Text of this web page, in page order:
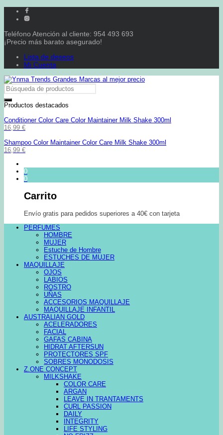
Teléfono Atención al cliente: 954 493 693
¡Precio más barato asegurado!
Lista de deseos
Mi Cuenta
Productos destacados
Conditioner Color Care Color Maintainer Milk Shake 300ml
16,99 €
Shampoo Color Maintainer Color Care Milk Shake 300ml
16,99 €
0
0
Carrito
Envío gratis para pedidos superiores a 40€ con tarjeta
PERFUMES
HOMBRE
MUJER
Estuche de Hombre
ESTUCHES DE MUJER
MAQUILLAJE
OJOS
LABIOS
ROSTRO
UÑAS
ACCESORIOS MAQUILLAJE
MAQUILLAJE INFANTIL
AUSTRALIAN GOLD
ACELERADORES
FACIAL
GAFAS CABINA
HIDRAT AFTERSUN
PROTECTORES SPF
SOBRES MONODOSIS
Z.ONE CONCEPT
MILKSHAKE
COLOR CARE
ARGAN
LEAVE IN TRANTAMENTS
CURL PASSION
DAILY
INTEGRITY
LIFE STYLING